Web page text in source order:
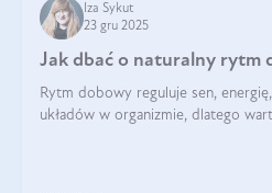
Iza Sykut
23 gru 2025
Jak dbać o naturalny rytm
Rytm dobowy reguluje sen,
układów w organizmie, dlatego